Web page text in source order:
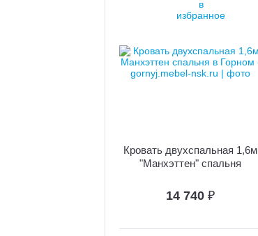
Кровать двухспальная 1,6м
"Манхэттен" спальня
14 740 ₽